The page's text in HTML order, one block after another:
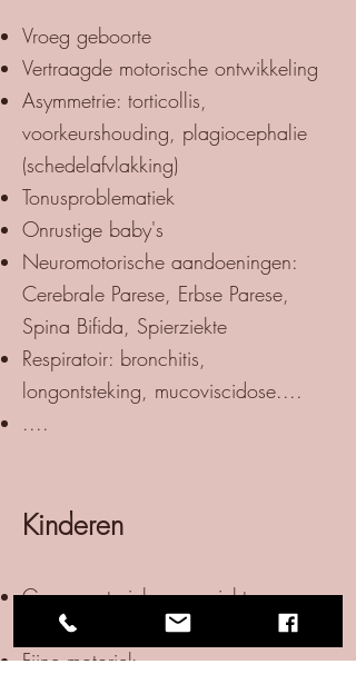
Vroeg geboorte
Vertraagde motorische ontwikkeling
Asymmetrie: torticollis,
voorkeurshouding, plagiocephalie
(schedelafvlakking)
Tonusproblematiek
Onrustige baby's
Neuromotorische aandoeningen:
Cerebrale Parese, Erbse Parese,
Spina Bifida, Spierziekte
Respiratoir: bronchitis,
longontsteking, mucoviscidose....
....
Kinderen
Grove motoriek: evenwicht,
coördinatie, balvaardigheid
Fijne motoriek